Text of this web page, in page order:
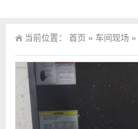
当前位置： 首页 » 车间现场 »